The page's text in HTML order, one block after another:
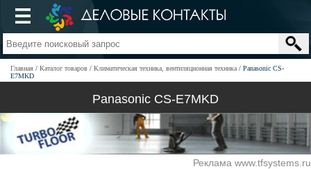
Главная Каталог товаров Климатическая техника, вентиляционная техника
Panasonic CS-
E7MKD
Panasonic CS-E7MKD
Реклама www.tfsystems.ru